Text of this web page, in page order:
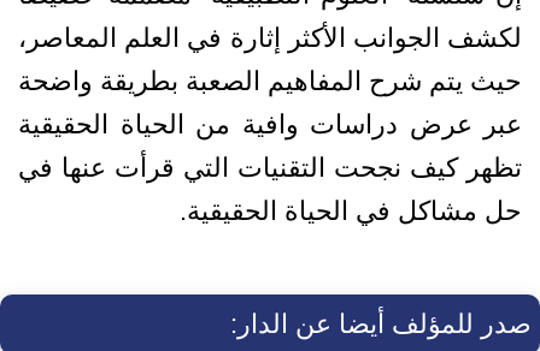
لكشف الجوانب الأكثر إثارة في العلم المعاصر،
حيث يتم شرح المفاهيم الصعبة بطريقة واضحة
عبر عرض دراسات وافية من الحياة الحقيقية
تظهر كيف نجحت التقنيات التي قرأت عنها في
حل مشاكل في الحياة الحقيقية.
صدر للمؤلف أيضا عن الدار: